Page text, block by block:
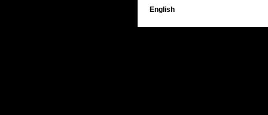
English